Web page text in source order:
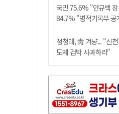
국민 75.6% "안규백
84.7% "병적기록부 공
정청래, 靑 겨냥... "신
도체 겁박 사과하라"